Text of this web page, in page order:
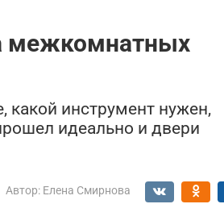
межкомнатных
какой инструмент нужен,
идеально и двери
Автор: Елена Смирнова